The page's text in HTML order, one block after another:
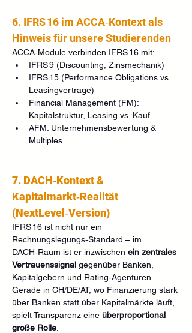
6. IFRS 16 im ACCA‑Kontext als
Hinweis für unsere Studierenden
ACCA‑Module verbinden IFRS 16 mit:
IFRS 9 (Discounting, Zinsmechanik)
IFRS 15 (Performance Obligations vs.
Leasingverträge)
Financial Management (FM):
Kapitalstruktur, Leasing vs. Kauf
AFM: Unternehmensbewertung &
Multiples
7. DACH‑Kontext &
Kapitalmarkt‑Realität
(NextLevel‑Version)
IFRS 16 ist nicht nur ein
Rechnungslegungs‑Standard – im
DACH‑Raum ist er inzwischen ein zentrales
Vertrauenssignal gegenüber Banken,
Kapitalgebern und Rating‑Agenturen.
Gerade in CH/DE/AT, wo Finanzierung stark
über Banken statt über Kapitalmärkte läuft,
spielt Transparenz eine überproportional
große Rolle